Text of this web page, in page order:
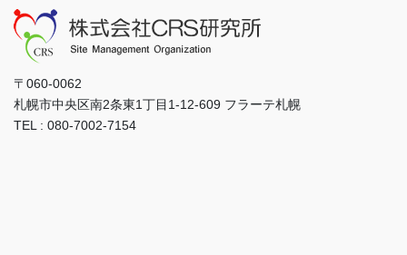
〒060-0062
札幌市中央区南2条東1丁目1-12-609 フラーテ札幌
TEL : 080-7002-7154